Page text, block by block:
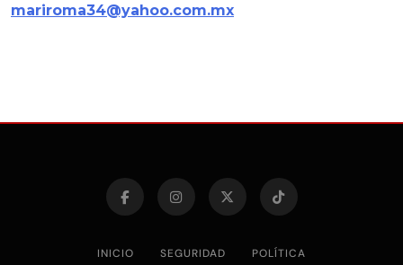
mariroma34@yahoo.com.mx
INICIO SEGURIDAD POLÍTICA